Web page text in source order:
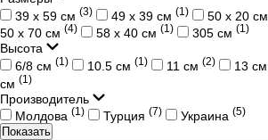
39 x 59 см (3) 49 х 39 см (1) 50 х 20 см
50 х 70 см (4) 58 х 40 см (1) 305 см (1)
Высота
6/8 см (1) 10.5 см (1) 11 см (2) 13 см
см (1)
Производитель
Молдова (1) Турция (7) Украина (5)
Показать